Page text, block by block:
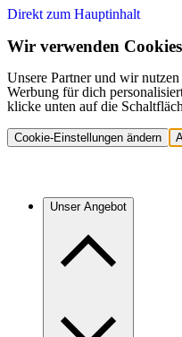
Direkt zum Hauptinhalt
Wir verwenden Cookies
Unsere Partner und wir
Werbung für dich
klicke unten auf die
Cookie-Einstellungen ändern
Unser Angebot